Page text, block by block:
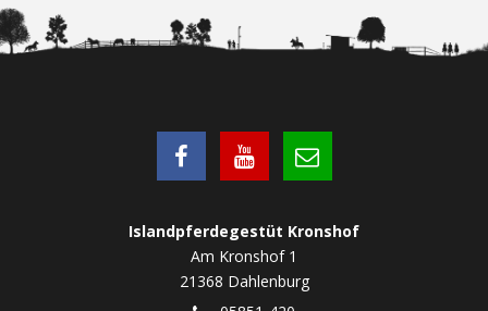
Islandpferdegestüt Kronshof
Am Kronshof 1
21368 Dahlenburg